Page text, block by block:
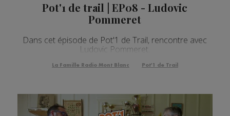
Pot'1 de trail | EP08 - Ludovic
Pommeret
Dans cet épisode de Pot'1 de Trail, rencontre avec
Ludovic Pommeret.
La Famille Radio Mont Blanc Pot'1 de Trail